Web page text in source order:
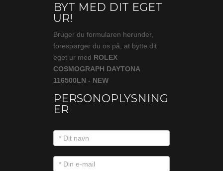
Byt
(produkt)
BYT MED DIT EGET
UR!
Bruger du formularen herunder,
forespørger du os på, at bytte dit
eget ur med ROLEX
COSMOGRAPH DAYTONA
116500LN - NEW
PERSONOPLYSNING
ER